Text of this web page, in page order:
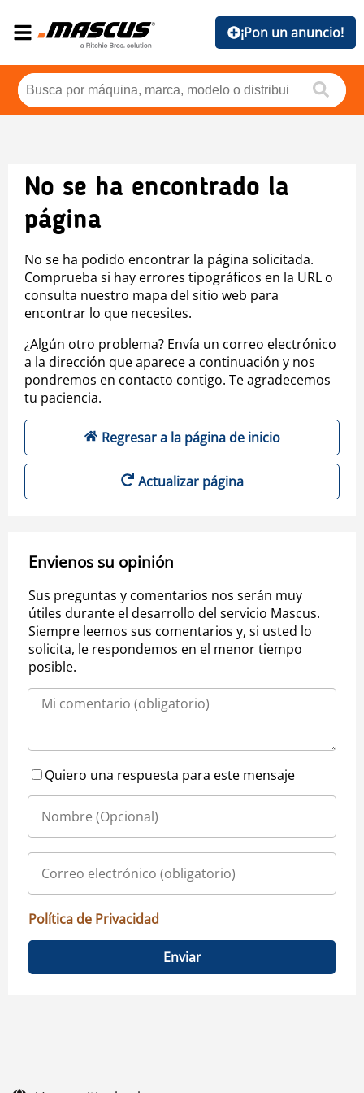
¡Pon un anuncio!
No se ha encontrado la
página
No se ha podido encontrar la página solicitada.
Comprueba si hay errores tipográficos en la URL o
consulta nuestro mapa del sitio web para
encontrar lo que necesites.
¿Algún otro problema? Envía un correo electrónico
a la dirección que aparece a continuación y nos
pondremos en contacto contigo. Te agradecemos
tu paciencia.
Regresar a la página de inicio
Actualizar página
Envienos su opinión
Sus preguntas y comentarios nos serán muy
útiles durante el desarrollo del servicio Mascus.
Siempre leemos sus comentarios y, si usted lo
solicita, le respondemos en el menor tiempo
posible.
Quiero una respuesta para este mensaje
Política de Privacidad
Enviar